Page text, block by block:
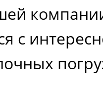
с